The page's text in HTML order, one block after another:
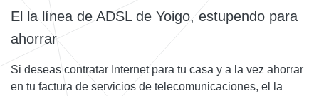
El la línea de ADSL de Yoigo, estupendo para
ahorrar
Si deseas contratar Internet para tu casa y a la vez ahorrar
en tu factura de servicios de telecomunicaciones, el la